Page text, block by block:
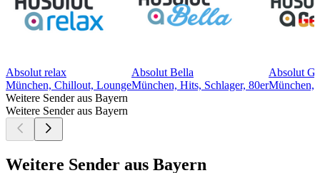
Absolut relax
München, Chillout, Lounge
Absolut Bella
München, Hits, Schlager, 80er
Absolut
München,
Weitere Sender aus Bayern
Weitere Sender aus Bayern
Weitere Sender aus Bayern